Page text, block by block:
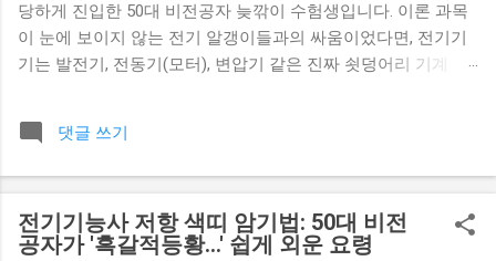
당하게 진입한 50대 비전공자 늦깎이 수험생입니다. 이론 과목
이 눈에 보이지 않는 전기 알갱이들과의 싸움이었다면, 전기기
기는 발전기, 전동기(모터), 변압기 같은 진짜 쇳덩어리 기계 장
건 서너 문제씩 쏟아지는 단골 주제가 바로 '직류발전기의 구조'
입니다. 책을 펴면 계자니 전기자니 정류자니 하는 일본식 한자
직의 '3대 핵심 부서 역할극' 에 대입해 보니 아주 명쾌하게 외워
지더군요. 부품 이름을 단숨에 뇌리에 박아드리겠습니다! 1. 직
류발전기 3대장 부품: 회사 조직 부서 역할극 발전기는 자석과
댓글 쓰기
전기기능사 저항 색띠 암기법: 50대 비전
공자가 '흑갈적등황...' 쉽게 외운 요령